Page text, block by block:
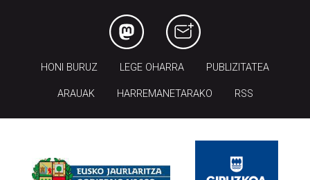
HONI BURUZ LEGE OHARRA PUBLIZITATEA
ARAUAK HARREMANETARAKO RSS